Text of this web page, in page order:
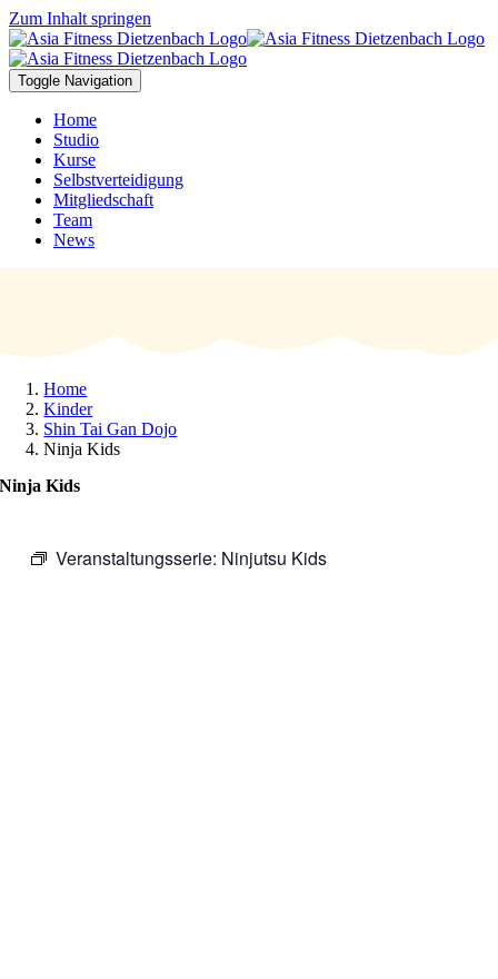
Zum Inhalt springen
Toggle Navigation
Home
Studio
Kurse
Selbstverteidigung
Mitgliedschaft
Team
News
Home
Kinder
Shin Tai Gan Dojo
Ninja Kids
Ninja Kids
Veranstaltungsserie: Ninjutsu Kids